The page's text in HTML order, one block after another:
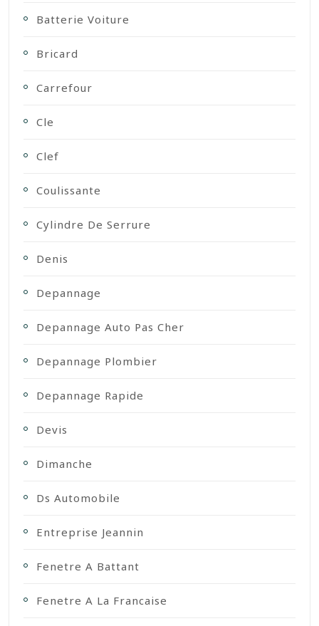
Batterie Voiture
Bricard
Carrefour
Cle
Clef
Coulissante
Cylindre De Serrure
Denis
Depannage
Depannage Auto Pas Cher
Depannage Plombier
Depannage Rapide
Devis
Dimanche
Ds Automobile
Entreprise Jeannin
Fenetre A Battant
Fenetre A La Francaise